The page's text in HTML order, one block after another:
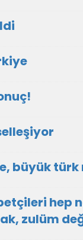
büyük türk
hep
zulüm